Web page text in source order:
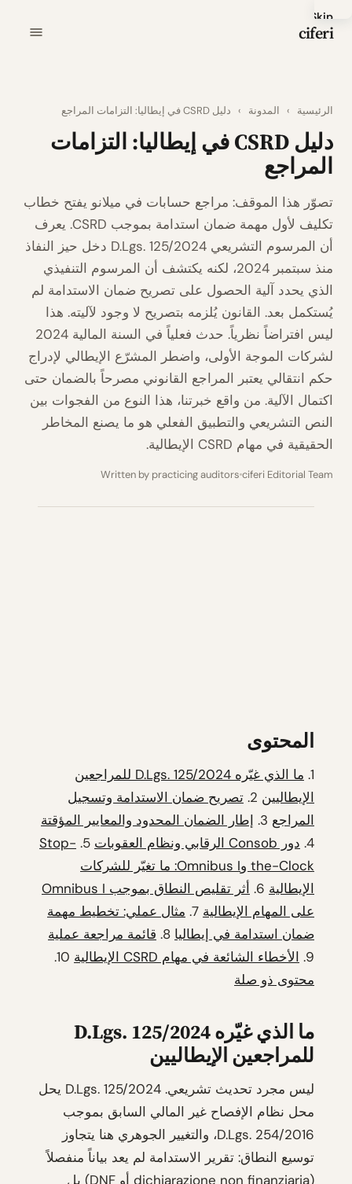
Skip
to
ciferi
الرئيسية › المدونة › دليل CSRD في إيطاليا: التزامات المراجع
دليل CSRD في إيطاليا: التزامات
المراجع
تصوّر هذا الموقف: مراجع حسابات في ميلانو يفتح خطاب
تكليف لأول مهمة ضمان استدامة بموجب CSRD. يعرف
أن المرسوم التشريعي D.Lgs. 125/2024 دخل حيز النفاذ
منذ سبتمبر 2024، لكنه يكتشف أن المرسوم التنفيذي
الذي يحدد آلية الحصول على تصريح ضمان الاستدامة لم
يُستكمل بعد. القانون يُلزمه بتصريح لا وجود لآليته. هذا
ليس افتراضاً نظرياً. حدث فعلياً في السنة المالية 2024
لشركات الموجة الأولى، واضطر المشرّع الإيطالي لإدراج
حكم انتقالي يعتبر المراجع القانوني مصرحاً بالضمان حتى
اكتمال الآلية. من واقع خبرتنا، هذا النوع من الفجوات بين
النص التشريعي والتطبيق الفعلي هو ما يصنع المخاطر
الحقيقية في مهام CSRD الإيطالية.
ciferi Editorial Team
Written by practicing auditors
المحتوى
1.
ما الذي غيّره D.Lgs. 125/2024 للمراجعين
الإيطاليين
تصريح ضمان الاستدامة وتسجيل
المراجع
إطار الضمان المحدود والمعايير المؤقتة
4. دور Consob الرقابي ونظام العقوبات
Stop-
the-Clock وOmnibus I: ما تغيّر للشركات
الإيطالية
أثر تقليص النطاق بموجب Omnibus I
على المهام الإيطالية
مثال عملي: تخطيط مهمة
ضمان استدامة في إيطاليا
قائمة مراجعة عملية
9. الأخطاء الشائعة في مهام CSRD الإيطالية
محتوى ذو صلة
ما الذي غيّره D.Lgs. 125/2024
للمراجعين الإيطاليين
ليس مجرد تحديث تشريعي. D.Lgs. 125/2024 يحل
محل نظام الإفصاح غير المالي السابق بموجب
D.Lgs. 254/2016، والتغيير الجوهري هنا يتجاوز
توسيع النطاق: تقرير الاستدامة لم يعد بياناً منفصلاً
(dichiarazione non finanziaria أو DNF) بل